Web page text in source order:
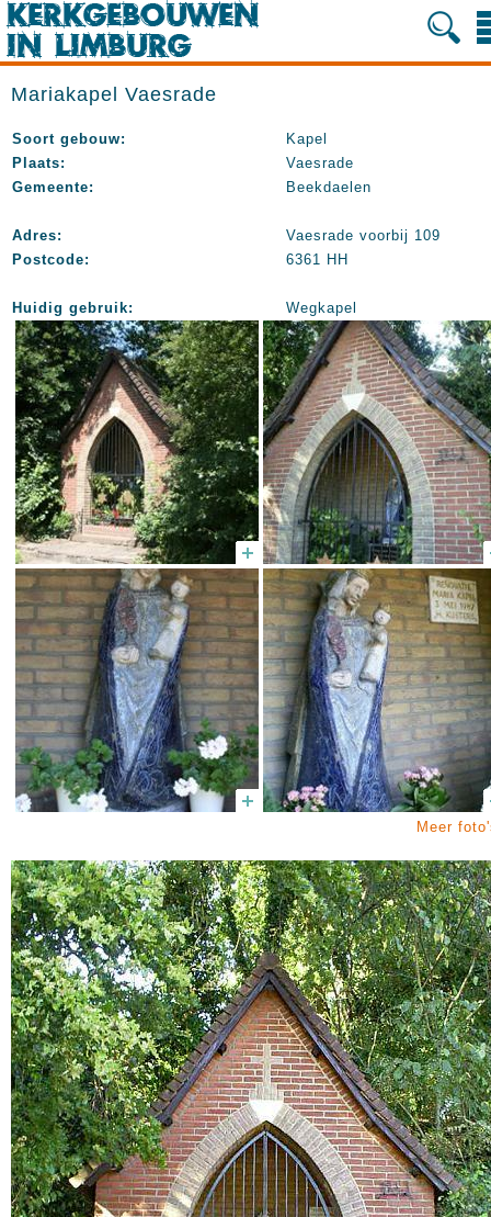
Mariakapel Vaesrade
Soort gebouw:
Kapel
Plaats:
Vaesrade
Gemeente:
Beekdaelen
Adres:
Vaesrade voorbij 109
Postcode:
6361 HH
Huidig gebruik: Wegkapel
Meer